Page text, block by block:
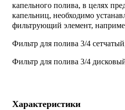
капельного полива, в целях
капельниц, необходимо
фильтрующий элемент,
Фильтр для полива 3/4
Фильтр для полива 3/4
Характеристики